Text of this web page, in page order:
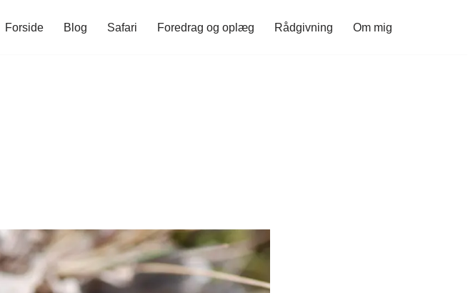
Forside Blog Safari Foredrag og oplæg Rådgivning Om mig